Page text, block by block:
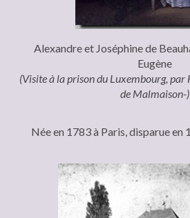
Alexandre et Joséphine de
Eugène
(Visite à la prison du Luxembourg, par
de Malmaison-)
Née en 1783 à Paris, disparue en